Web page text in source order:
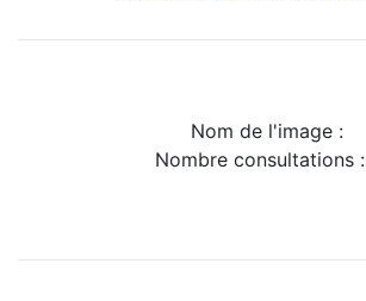
Nom de l'image :
Nombre consultations :